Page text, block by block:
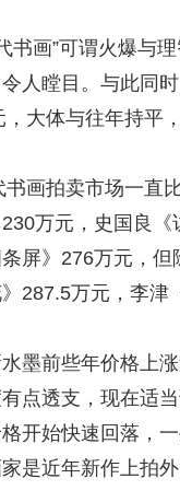
画”可谓火爆与理
人瞠目。与此同
大体与往年持平
拍卖市场一直比
万元，史国良
屏》276万元，
287.5万元，李津
前些年价格上涨
点透支，现在适
开始快速回落，
是近年新作上拍